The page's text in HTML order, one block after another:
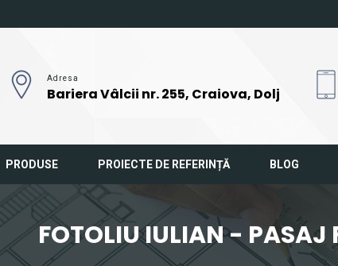
Adresa
Bariera Vâlcii nr. 255, Craiova, Dolj
PRODUSE PROIECTE DE REFERINȚĂ BLOG
FOTOLIU IULIAN - PASAJ